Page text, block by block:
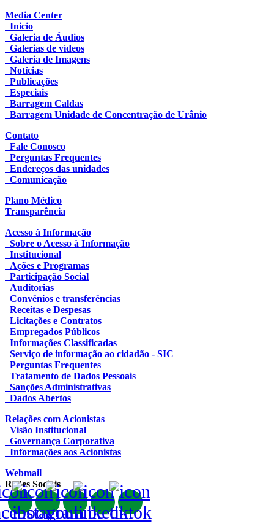
Media Center
Inicio
Galeria de Áudios
Galerias de vídeos
Galeria de Imagens
Notícias
Publicações
Especiais
Barragem Caldas
Barragem Unidade de Concentração de Urânio
Contato
Fale Conosco
Perguntas Frequentes
Endereços das unidades
Comunicação
Plano Médico
Transparência
Acesso à Informação
Sobre o Acesso à Informação
Institucional
Ações e Programas
Participação Social
Auditorias
Convênios e transferências
Receitas e Despesas
Licitações e Contratos
Empregados Públicos
Informações Classificadas
Serviço de informação ao cidadão - SIC
Perguntas Frequentes
Tratamento de Dados Pessoais
Sanções Administrativas
Dados Abertos
Relações com Acionistas
Visão Institucional
Governança Corporativa
Informações aos Acionistas
Webmail
Redes Sociais